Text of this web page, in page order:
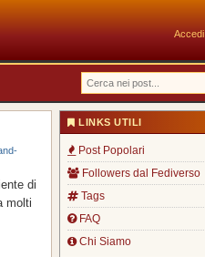
Accedi
di
molti
LINKS UTILI
Post Popolari
Followers dal Fediverso
Tags
FAQ
Chi Siamo